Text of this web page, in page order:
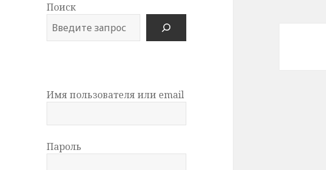
Поиск
Имя пользователя или email
Пароль